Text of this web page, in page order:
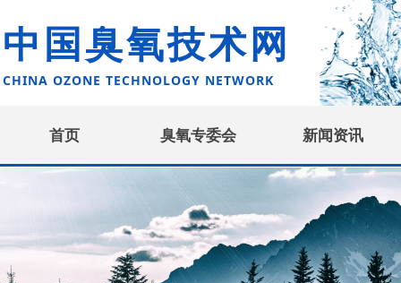
中国臭氧技术网
CHINA OZONE TECHNOLOGY NETWORK
首页 臭氧专委会 新闻资讯